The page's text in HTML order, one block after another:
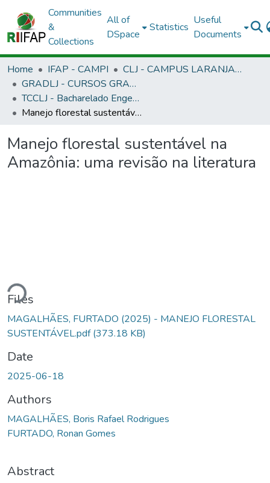
Communities
&
Collections
All of
DSpace
Statistics
Useful
Documents
Home IFAP - CAMPI
CLJ - CAMPUS LARANJAL DO JARI
GRADLJ - CURSOS GRADUAÇÃO - CAMPUS LARANJAL DO JARI
TCCLJ - Bacharelado Engenharia Florestal
Manejo florestal sustentável na Amazônia: uma revisão na literatura
Manejo florestal sustentável na
Amazônia: uma revisão na literatura
Files
MAGALHÃES, FURTADO (2025) - MANEJO FLORESTAL
SUSTENTÁVEL.pdf(373.18 KB)
Date
2025-06-18
Authors
MAGALHÃES, Boris Rafael Rodrigues
FURTADO, Ronan Gomes
Abstract